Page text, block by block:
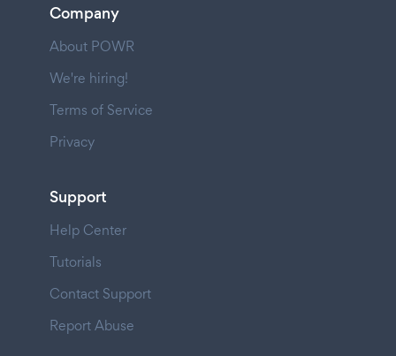
Company
About POWR
We're hiring!
Terms of Service
Privacy
Support
Help Center
Tutorials
Contact Support
Report Abuse